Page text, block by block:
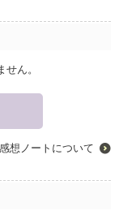
ん。
感想ノートについて